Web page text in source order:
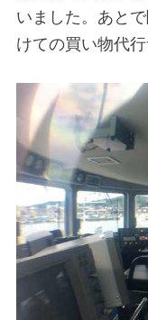
いました。あと
けての買い物代